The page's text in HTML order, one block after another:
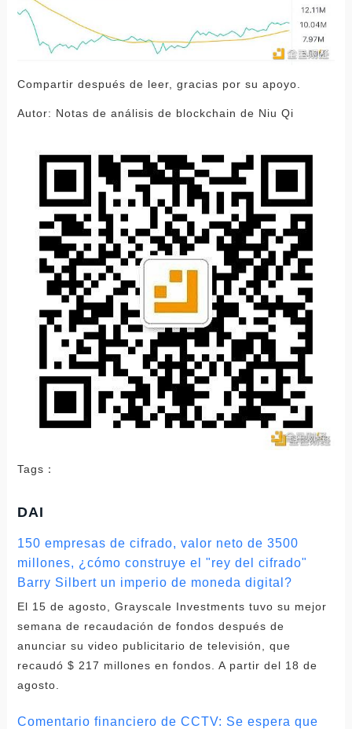
Compartir después de leer, gracias por su apoyo.
Autor: Notas de análisis de blockchain de Niu Qi
Tags：
DAI
150 empresas de cifrado, valor neto de 3500
millones, ¿cómo construye el "rey del cifrado"
Barry Silbert un imperio de moneda digital?
El 15 de agosto, Grayscale Investments tuvo su mejor
semana de recaudación de fondos después de
anunciar su video publicitario de televisión, que
recaudó $ 217 millones en fondos. A partir del 18 de
agosto.
Comentario financiero de CCTV: Se espera que